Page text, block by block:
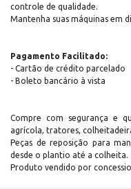
controle de qualidade.
Mantenha suas máquinas em
Pagamento Facilitado:
- Cartão de crédito parcelado
- Boleto bancário à vista
Compre com segurança e
agrícola, tratores,
Peças de reposição para
desde o plantio até a colheita.
Produto vendido por